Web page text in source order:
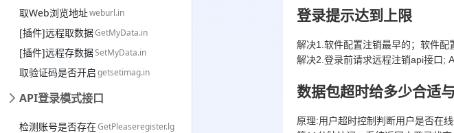
取Web浏览地址weburl.in
[插件]远程取数据GetMyData.in
[插件]远程存数据SetMyData.in
取验证码是否开启getsetimag.in
API登录模式接口
检测账号是否存在GetPleaseregister.lg
登录提示达到上限
解决1.软件配置注销最早的；软件
解决2.登录前请求远程注销api接口;
数据包超时给多少合适
原理:用户超时控制判断用户是否在